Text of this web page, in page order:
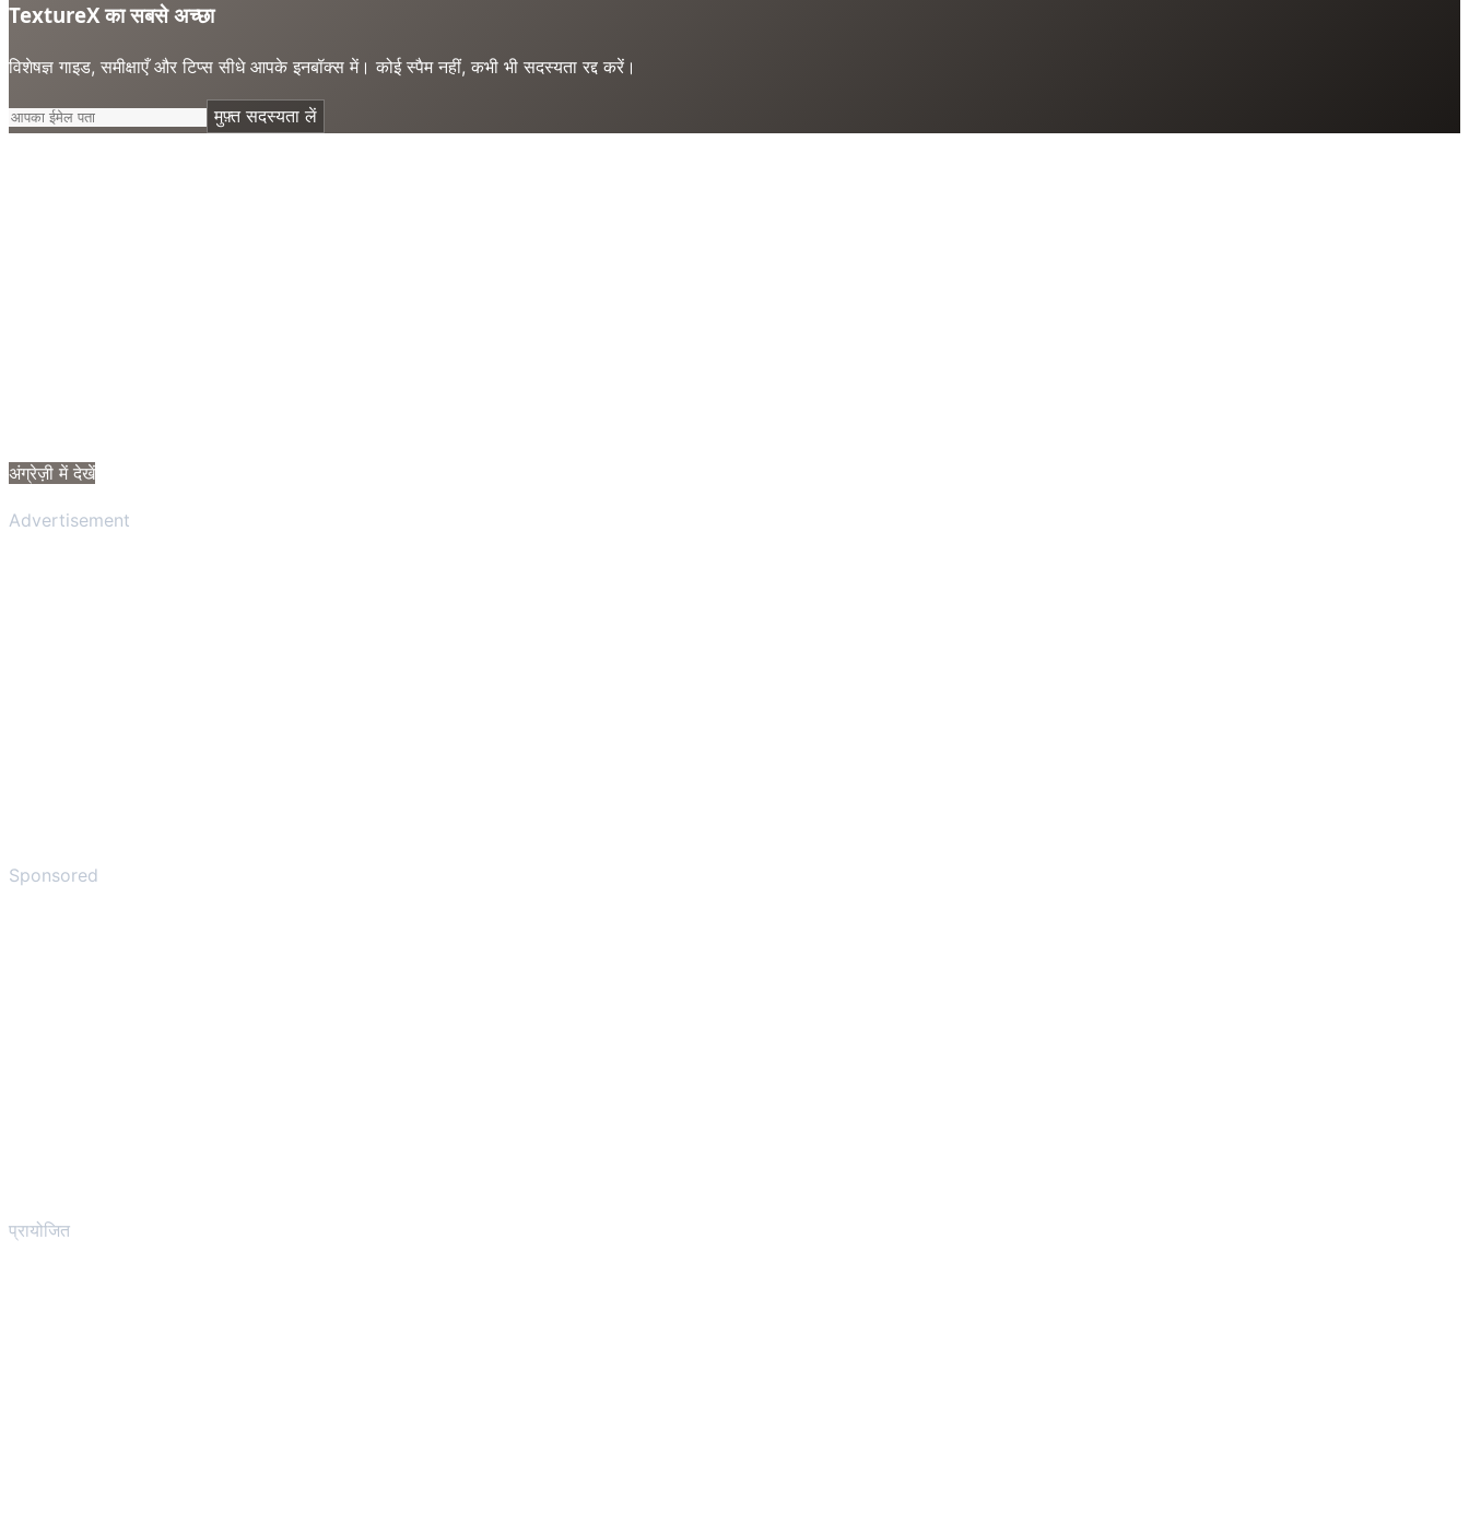
TextureX का सबसे अच्छा
विशेषज्ञ गाइड, समीक्षाएँ और टिप्स सीधे आपके इनबॉक्स में। कोई स्पैम नहीं, कभी भी सदस्यता रद्द करें।
मुफ़्त सदस्यता लें
अंग्रेज़ी में देखें
Advertisement
Sponsored
प्रायोजित